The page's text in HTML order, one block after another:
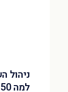
ניהול
למה 50:50 מנצח בפרישה